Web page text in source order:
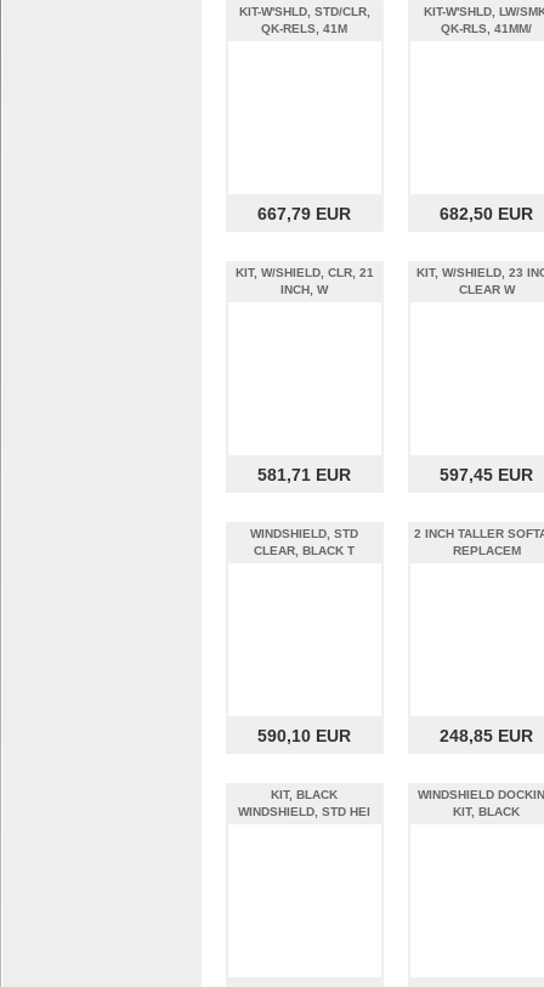
KIT-W'SHLD, STD/CLR,
QK-RELS, 41M
667,79 EUR
KIT-W'SHLD, LW/
QK-RLS, 41MM/
682,50 EUR
KIT, W/SHIELD, CLR, 21
INCH, W
581,71 EUR
KIT, W/SHIELD, 23
CLEAR W
597,45 EUR
WINDSHIELD, STD
CLEAR, BLACK T
590,10 EUR
2 INCH TALLER
REPLACEM
248,85 EUR
KIT, BLACK
WINDSHIELD, STD HEI
WINDSHIELD
KIT, BLACK